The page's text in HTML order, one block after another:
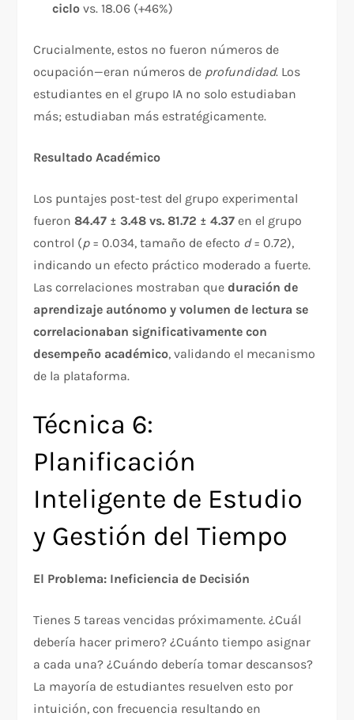
ciclo vs. 18.06 (+46%)
Crucialmente, estos no fueron números de
ocupación—eran números de profundidad. Los
estudiantes en el grupo IA no solo estudiaban
más; estudiaban más estratégicamente.​
Resultado Académico
Los puntajes post-test del grupo experimental
fueron84.47 ± 3.48 vs. 81.72 ± 4.37 en el grupo
control (p= 0.034, tamaño de efecto d= 0.72),
indicando un efecto práctico moderado a fuerte.
Las correlaciones mostraban queduración de
aprendizaje autónomo y volumen de lectura se
correlacionaban significativamente con
desempeño académico, validando el mecanismo
de la plataforma.​
Técnica 6:
Planificación
Inteligente de Estudio
y Gestión del Tiempo
El Problema: Ineficiencia de Decisión
Tienes 5 tareas vencidas próximamente. ¿Cuál
debería hacer primero? ¿Cuánto tiempo asignar
a cada una? ¿Cuándo debería tomar descansos?
La mayoría de estudiantes resuelven esto por
intuición, con frecuencia resultando en